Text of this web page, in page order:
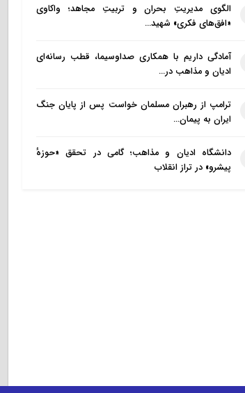
الگوی مدیریتِ بحران و تربیتِ مجاهد؛ واکاوی
«افق‌های فکری» شهید…
آمادگی داریم با همکاری صداوسیما، قطب رسانه‌ای
ادیان و مذاهب در…
ترامپ از رهبران مسلمان خواست پس از پایان جنگ
ایران به پیمان…
دانشگاه ادیان و مذاهب؛ گامی در تحقق «حوزهٔ
پیشرو» در تراز انقلاب